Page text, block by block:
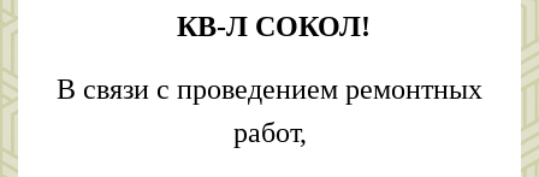
КВ-Л СОКОЛ!
В связи с проведением ремонтных
работ,